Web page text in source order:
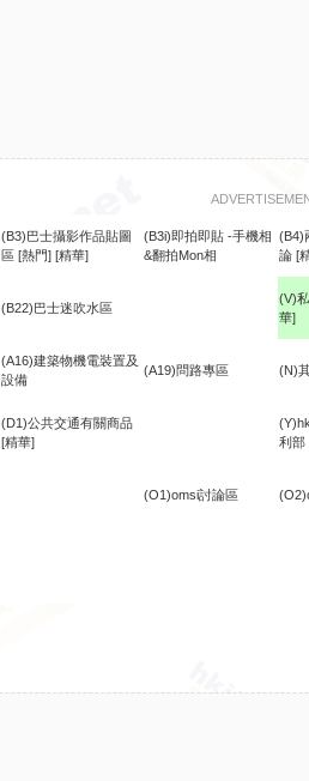
(B3)巴士攝影作品貼圖
區 [熱門] [精華]
(B3i)即拍即貼 -手機相
&翻拍Mon相
(B4)
論 [
(B22)巴士迷吹水區
(V)
華]
(A16)建築物機電裝置及
設備
(A19)問路專區 (N)
(D1)公共交通有關商品
[精華]
利部
(O1)omsi討論區